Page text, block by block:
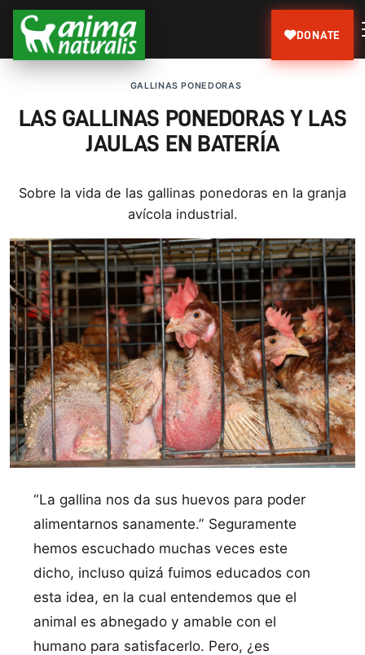
DONATE
GALLINAS PONEDORAS
LAS GALLINAS PONEDORAS Y LAS
JAULAS EN BATERÍA
Sobre la vida de las gallinas ponedoras en la granja
avícola industrial.
“La gallina nos da sus huevos para poder
alimentarnos sanamente.” Seguramente
hemos escuchado muchas veces este
dicho, incluso quizá fuimos educados con
esta idea, en la cual entendemos que el
animal es abnegado y amable con el
humano para satisfacerlo. Pero, ¿es